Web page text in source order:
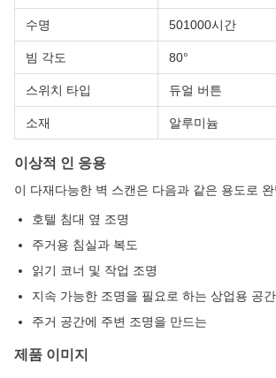
수명 501000시간
빔 각도 80°
스위치 타입 듀얼 버튼
소재 알루미늄
이상적 인 응용
이 다재다능한 벽 스캔은 다음과 같은 용도로 완
호텔 침대 옆 조명
주거용 침실과 복도
읽기 코너 및 작업 조명
지속 가능한 조명을 필요로 하는 상업용 공간
주거 공간에 주변 조명을 만드는
제품 이미지